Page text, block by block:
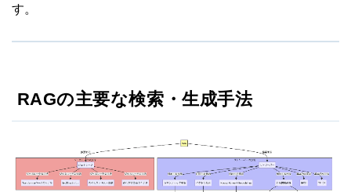
す。
RAGの主要な検索・生成手法